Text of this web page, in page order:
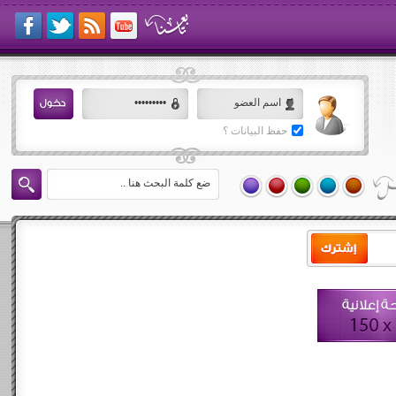
حفظ البيانات ؟